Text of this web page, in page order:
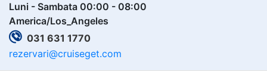
Luni - Sambata 00:00 - 08:00
America/Los_Angeles
031 631 1770
rezervari@cruiseget.com